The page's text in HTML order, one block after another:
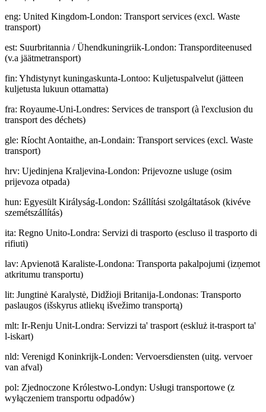
eng: United Kingdom-London: Transport services (excl. Waste
transport)
est: Suurbritannia / Ühendkuningriik-London: Transporditeenused
(v.a jäätmetransport)
fin: Yhdistynyt kuningaskunta-Lontoo: Kuljetuspalvelut (jätteen
kuljetusta lukuun ottamatta)
fra: Royaume-Uni-Londres: Services de transport (à l'exclusion du
transport des déchets)
gle: Ríocht Aontaithe, an-Londain: Transport services (excl. Waste
transport)
hrv: Ujedinjena Kraljevina-London: Prijevozne usluge (osim
prijevoza otpada)
hun: Egyesült Királyság-London: Szállítási szolgáltatások (kivéve
szemétszállítás)
ita: Regno Unito-Londra: Servizi di trasporto (escluso il trasporto di
rifiuti)
lav: Apvienotā Karaliste-Londona: Transporta pakalpojumi (izņemot
atkritumu transportu)
lit: Jungtinė Karalystė, Didžioji Britanija-Londonas: Transporto
paslaugos (išskyrus atliekų išvežimo transportą)
mlt: Ir-Renju Unit-Londra: Servizzi ta' trasport (eskluż it-trasport ta'
l-iskart)
nld: Verenigd Koninkrijk-Londen: Vervoersdiensten (uitg. vervoer
van afval)
pol: Zjednoczone Królestwo-Londyn: Usługi transportowe (z
wyłączeniem transportu odpadów)